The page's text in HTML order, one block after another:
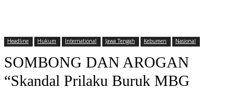
Headline Hukum International Jawa Tengah Kebumen Nasional
SOMBONG DAN AROGAN
“Skandal Prilaku Buruk MBG